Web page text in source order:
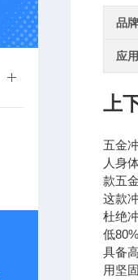
品牌
应
上
五金
人身
款五
这款
杜绝
低
具备
用坚